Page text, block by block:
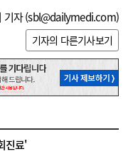
기자 (sbl@dailymedi.com)
기자의 다른기사보기
진료'